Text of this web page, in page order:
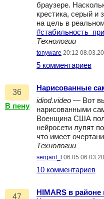
браузере.
крестика, серый и
на цель в
Технологии
tonyware 20:12
5 комментариев
36
В пену
Нарисованные
idiod.video — Вот
нарисованными
Военщина США
нейросети лупят
что имеет
Технологии
sergant_l 06:05
10 комментариев
47
HIMARS в районе